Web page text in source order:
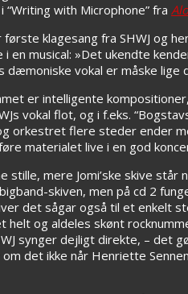
with Microphone” fra
klagesang fra SHWJ og
en musical: »Det ukendte
dæmoniske vokal er måske
er intelligente
vokal flot, og i f.eks.
orkestret flere steder ender
materialet live i en god
stille, mere Jomi’ske skive
skiven, men på cd 2
det sågar også til et enkelt
helt og aldeles skønt
synger dejligt direkte, –
det ikke når Henriette